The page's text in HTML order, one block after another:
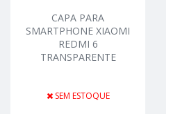
CAPA PARA
SMARTPHONE XIAOMI
REDMI 6
TRANSPARENTE
SEM ESTOQUE